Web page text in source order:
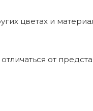
цветах и
от